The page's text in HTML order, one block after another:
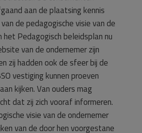
aan de plaatsing kennis
de pedagogische visie van de
het Pedagogisch beleidsplan nu
van de ondernemer zijn
zij hadden ook de sfeer bij de
vestiging kunnen proeven
kijken. Van ouders mag
dat zij zich vooraf informeren.
visie van de ondernemer
van de door hen voorgestane